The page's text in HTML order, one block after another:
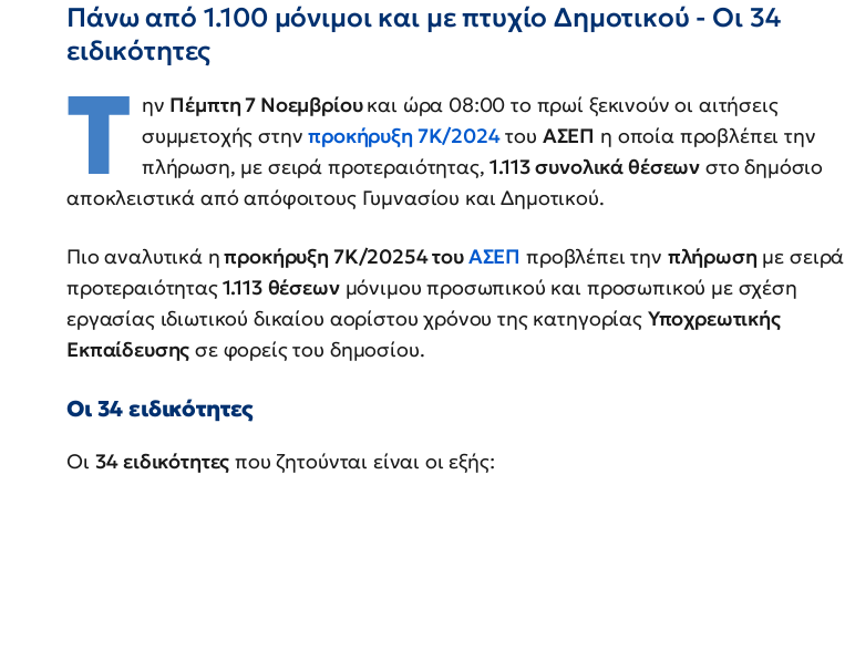
Πάνω από 1.100 μόνιμοι και με πτυχίο Δημοτικού - Οι 34
ειδικότητες
Τ ην Πέμπτη 7 Νοεμβρίουκαι ώρα 08:00 το πρωί ξεκινούν οι αιτήσεις
συμμετοχής στηνπροκήρυξη 7Κ/2024του ΑΣΕΠ η οποία προβλέπει την
πλήρωση, με σειρά προτεραιότητας,1.113 συνολικά θέσεων στο δημόσιο
αποκλειστικά από απόφοιτους Γυμνασίου και Δημοτικού.
Πιο αναλυτικά ηπροκήρυξη 7Κ/20254 τουΑΣΕΠ προβλέπει την πλήρωση με σειρά
προτεραιότητας1.113 θέσεωνμόνιμου προσωπικού και προσωπικού με σχέση
εργασίας ιδιωτικού δικαίου αορίστου χρόνου της κατηγορίας Υποχρεωτικής
Εκπαίδευσης σε φορείς του δημοσίου.
Οι 34 ειδικότητες
Οι 34 ειδικότητες που ζητούνται είναι οι εξής: